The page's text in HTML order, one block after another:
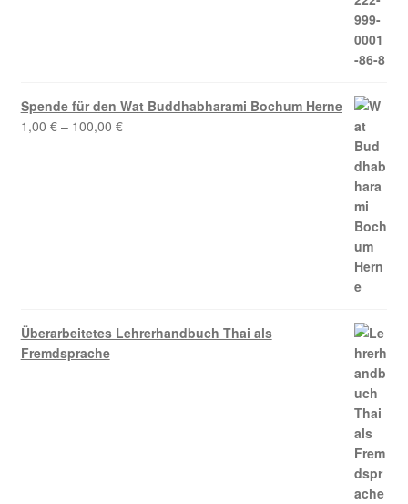
Spende für den Wat Buddhabharami Bochum Herne
1,00 €– 100,00 €
Überarbeitetes Lehrerhandbuch Thai als
Fremdsprache